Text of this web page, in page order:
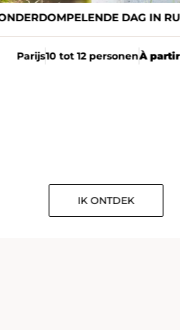
DAG IN
Parijs10 tot 12 personenÀ
IK ONTDEK